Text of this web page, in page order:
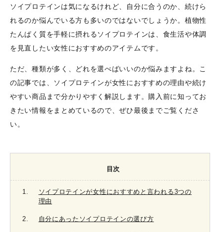
ソイプロテインは気になるけれど、自分に合うのか、続けら
れるのか悩んでいる方も多いのではないでしょうか。植物性
たんぱく質を手軽に摂れるソイプロテインは、食生活や体調
を見直したい女性におすすめのアイテムです。
ただ、種類が多く、どれを選べばいいのか悩みますよね。こ
の記事では、ソイプロテインが女性におすすめの理由や続け
やすい商品まで分かりやすく解説します。購入前に知ってお
きたい情報をまとめているので、ぜひ最後までご覧くださ
い。
目次
ソイプロテインが女性におすすめと言われる3つの
理由
自分にあったソイプロテインの選び方